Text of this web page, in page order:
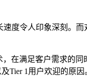
度令人印象深刻。
在满足客户需求的
Tier 1用户欢迎的原因